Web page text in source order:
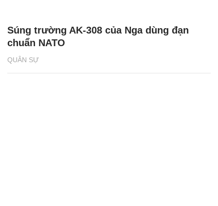
QUÂN SỰ
Súng trường AK-308 của Nga dùng đạn
chuẩn NATO